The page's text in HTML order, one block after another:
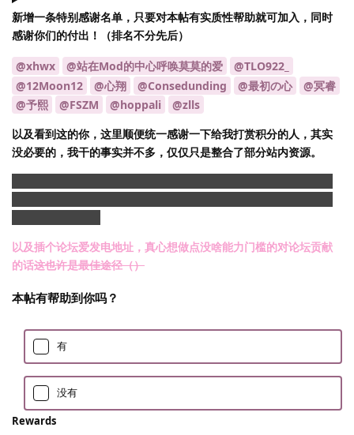
新增一条特别感谢名单，只要对本帖有实质性帮助就可加入，同时
感谢你们的付出！（排名不分先后）
@xhwx @站在Mod的中心呼唤莫莫的爱
@TLO922_
@12Moon12
@心翔 @Consedunding @最初の心
@冥睿
@予熙
@FSZM @hoppali
@zlls
以及看到这的你，这里顺便统一感谢一下给我打赏积分的人，其实
没必要的，我干的事实并不多，仅仅只是整合了部分站内资源。
以及插个论坛爱发电地址，真心想做点没啥能力门槛的对论坛贡献
的话这也许是最佳途径（）
本帖有帮助到你吗？
有
没有
Rewards